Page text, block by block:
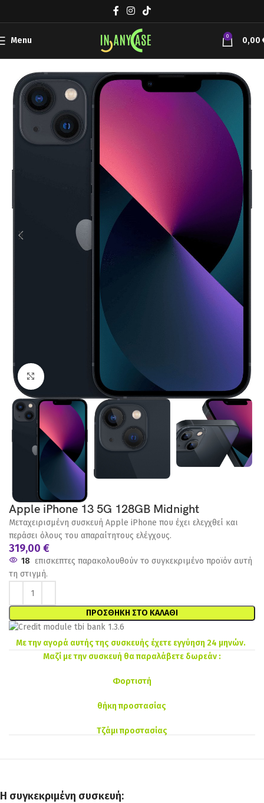
Menu 0 0,00
Συσκευές Κινητής Apple iPhone
Click to enlarge
Apple iPhone 13 5G 128GB Midnight
Μεταχειρισμένη συσκευή Apple iPhone που έχει ελεγχθεί και
περάσει όλους του απαραίτητους ελέγχους.
319,00 €
18 επισκεπτες παρακολουθούν το συγκεκριμένο προϊόν αυτή
τη στιγμή.
ΠΡΟΣΘΉΚΗ ΣΤΟ ΚΑΛΆΘΙ
Με την αγορά αυτής της συσκευής έχετε εγγύηση 24 μηνών.
Μαζί με την συσκευή θα παραλάβετε δωρεάν :
Φορτιστή
θήκη προστασίας
Τζάμι προστασίας
Η συγκεκριμένη συσκευή: